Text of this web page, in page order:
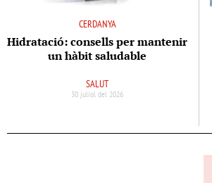
CERDANYA
Hidratació: consells per mantenir
un hàbit saludable
SALUT
30 juliol del 2026